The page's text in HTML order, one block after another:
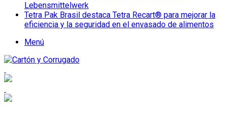
Lebensmittelwerk
Tetra Pak Brasil destaca Tetra Recart® para mejorar la
eficiencia y la seguridad en el envasado de alimentos
Menú